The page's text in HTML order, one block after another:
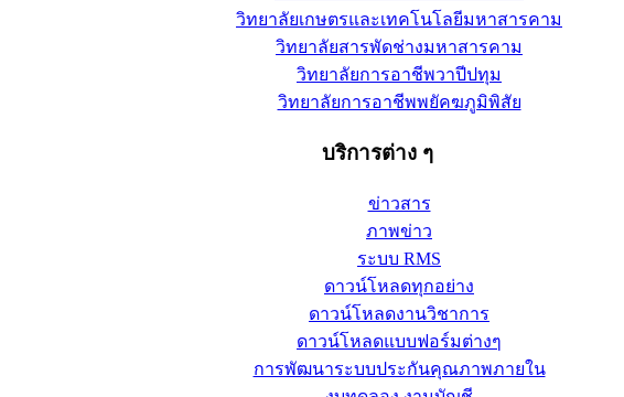
วิทยาลัยเกษตรและเทคโนโลยีมหาสารคาม
วิทยาลัยสารพัดช่างมหาสารคาม
วิทยาลัยการอาชีพวาปีปทุม
วิทยาลัยการอาชีพพยัคฆภูมิพิสัย
บริการต่าง ๆ
ข่าวสาร
ภาพข่าว
ระบบ RMS
ดาวน์โหลดทุกอย่าง
ดาวน์โหลดงานวิชาการ
ดาวน์โหลดแบบฟอร์มต่างๆ
การพัฒนาระบบประกันคุณภาพภายใน